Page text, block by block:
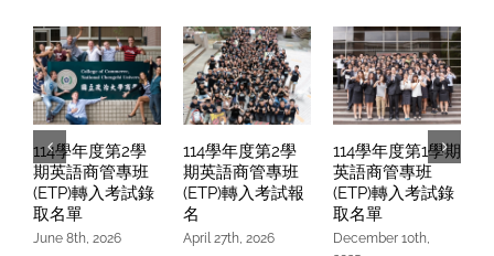
試
錄
取
名
單
114學年度第2學
期英語商管專班
(ETP)轉入考試錄
取名單
June 8th, 2026
114學年度第2學
期英語商管專班
(ETP)轉入考試報
名
April 27th, 2026
114學年度第1學期
英語商管專班
(ETP)轉入考試錄
取名單
December 10th,